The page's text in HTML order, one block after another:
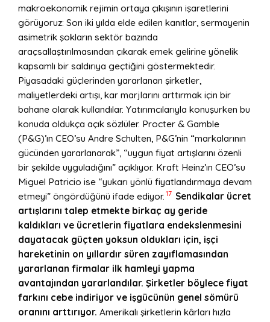
makroekonomik rejimin ortaya çıkışının işaretlerini
görüyoruz: Son iki yılda elde edilen kanıtlar, sermayenin
asimetrik şokların sektör bazında
araçsallaştırılmasından çıkarak emek gelirine yönelik
kapsamlı bir saldırıya geçtiğini göstermektedir.
Piyasadaki güçlerinden yararlanan şirketler,
maliyetlerdeki artışı, kar marjlarını arttırmak için bir
bahane olarak kullandılar. Yatırımcılarıyla konuşurken bu
konuda oldukça açık sözlüler. Procter & Gamble
(P&G)’ın CEO’su Andre Schulten, P&G’nin “markalarının
gücünden yararlanarak”, “uygun fiyat artışlarını özenli
bir şekilde uyguladığını” açıklıyor. Kraft Heinz’ın CEO’su
Miguel Patricio ise “yukarı yönlü fiyatlandırmaya devam
etmeyi” öngördüğünü ifade ediyor. 17 Sendikalar ücret
artışlarını talep etmekte birkaç ay geride
kaldıkları ve ücretlerin fiyatlara endekslenmesini
dayatacak güçten yoksun oldukları için, işçi
hareketinin on yıllardır süren zayıflamasından
yararlanan firmalar ilk hamleyi yapma
avantajından yararlandılar. Şirketler böylece fiyat
farkını cebe indiriyor ve işgücünün genel sömürü
oranını arttırıyor. Amerikalı şirketlerin kârları hızla